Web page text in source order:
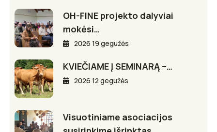
OH-FINE projekto dalyviai
mokėsi…
2026 19 gegužės
KVIEČIAME Į SEMINARĄ –…
2026 12 gegužės
Visuotiniame asociacijos